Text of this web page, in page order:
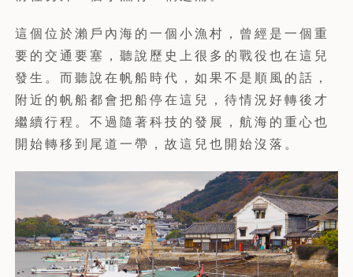
這個位於瀨戶內海的一個小漁村，曾經是一個重
要的交通要塞，聽說歷史上很多的戰役也在這兒
發生。而聽說在帆船時代，如果不是順風的話，
附近的帆船都會把船停在這兒，待情況好轉後才
繼續行程。不過隨著科技的發展，航海的重心也
開始轉移到尾道一帶，故這兒也開始沒落。